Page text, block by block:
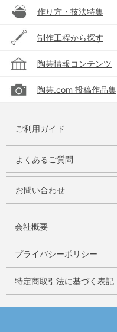
作り方・技法特集
制作工程から探す
陶芸情報コンテンツ
陶芸.com 投稿作品集
ご利用ガイド
よくあるご質問
お問い合わせ
会社概要
プライバシーポリシー
特定商取引法に基づく表記